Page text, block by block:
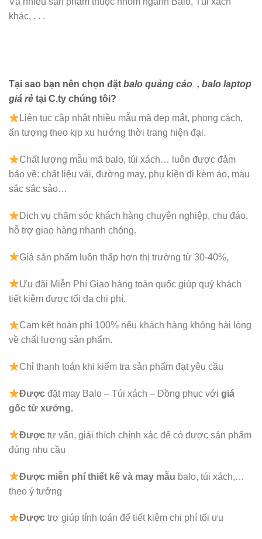
khác, . . .
Tại sao bạn nên chọn đặt balo quảng cáo , balo laptop
giá rẻ tại C.ty chúng tôi?
Liên tục cập nhật nhiều mẫu mã đẹp mắt, phong cách,
ấn tượng theo kịp xu hướng thời trang hiện đại.
Chất lượng mẫu mã balo, túi xách…
luôn được đảm
bảo về: chất liệu vải, đường may, phụ kiện đi kèm áo, màu
sắc sắc sảo…
Dịch vụ chăm sóc khách hàng chuyên nghiệp, chu đáo,
hỗ trợ giao hàng nhanh chóng.
Giá sản phẩm luôn thấp hơn thị trường từ 30-40%,
Ưu đãi Miễn Phí Giao hàng toàn quốc giúp quý khách
tiết kiệm được tối đa chi phí.
Cam kết hoàn phí 100% nếu khách hàng không hài lòng
về chất lượng sản phẩm.
Chỉ thanh toán khi kiểm tra sản phẩm đạt yêu cầu
Được đặt may Balo – Túi xách – Đồng phục vớigiá
gốc từ xưởng.
Đượctư vấn, giải thích chính xác để có được sản phẩm
đúng nhu cầu
Được miễn phí thiết kế và may mẫu balo, túi xách,…
theo ý tưởng
Đượctrợ giúp tính toán để tiết kiệm chi phí tối ưu